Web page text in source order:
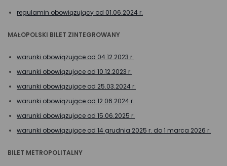
regulamin obowiązujący od 01.06.2024 r.
MAŁOPOLSKI BILET ZINTEGROWANY
warunki obowiązujące od 04.12.2023 r.
warunki obowiązujące od 10.12.2023 r.
warunki obowiązujące od 25.03.2024 r.
warunki obowiązujące od 12.06.2024 r.
warunki obowiązujące od 15.06.2025 r.
warunki obowiązujące od 14 grudnia 2025 r. do 1 marca 2026 r.
BILET METROPOLITALNY